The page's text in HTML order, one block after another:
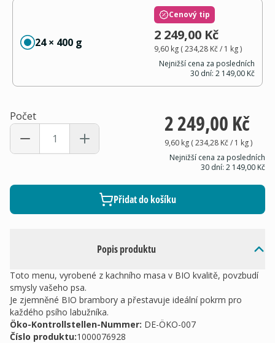
Popis produktu
Toto menu, vyrobené z kachního masa v BIO kvalitě, povzbudí
smysly vašeho psa.
Je zjemněné BIO brambory a přestavuje ideální pokrm pro
každého psího labužníka.
Öko-Kontrollstellen-Nummer: DE-ÖKO-007
Číslo produktu:1000076928
24 × 400 g
Cenový tip
2 249,00 Kč
9,60 kg(234,28 Kč/ 1 kg)
Nejnižší cena za posledních
30 dní: 2 149,00 Kč
Počet 2 249,00 Kč
9,60 kg(234,28 Kč/ 1 kg)
Nejnižší cena za posledních
30 dní: 2 149,00 Kč
Přidat do košíku